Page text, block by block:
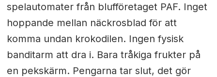
spelautomater från blufföretaget PAF. Inget
hoppande mellan näckrosblad för att
komma undan krokodilen. Ingen fysisk
banditarm att dra i. Bara tråkiga frukter på
en pekskärm. Pengarna tar slut, det gör